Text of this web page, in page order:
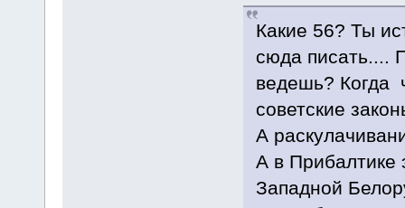
Какие 56? Ты
сюда писать....
ведешь? Когда
советские
А
А в Прибалтике
Западной